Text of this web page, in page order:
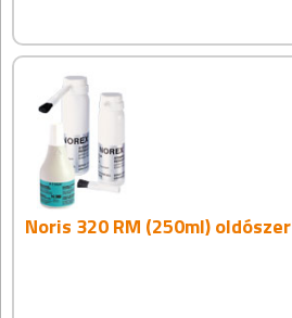
Noris 320 RM (250ml) oldószer